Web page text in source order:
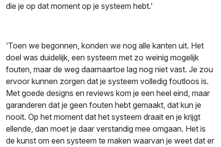
die je op dat moment op je systeem hebt.'
‘Toen we begonnen, konden we nog alle kanten uit. Het
doel was duidelijk, een systeem met zo weinig mogelijk
fouten, maar de weg daarnaartoe lag nog niet vast. Je zou
ervoor kunnen zorgen dat je systeem volledig foutloos is.
Met goede designs en reviews kom je een heel eind, maar
garanderen dat je geen fouten hebt gemaakt, dat kun je
nooit. Op het moment dat het systeem draait en je krijgt
ellende, dan moet je daar verstandig mee omgaan. Het is
de kunst om een systeem te maken waarvan je weet dat er